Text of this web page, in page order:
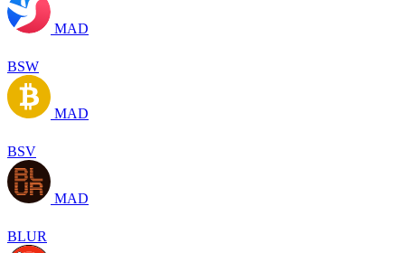
MAD
BSW
MAD
BSV
MAD
BLUR